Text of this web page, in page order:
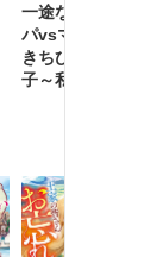
一途な社長パ
パvsママ大好
きちびっこ息
子～私を捨て